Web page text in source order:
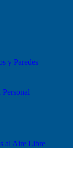
y Paredes
Personal
al Aire Libre